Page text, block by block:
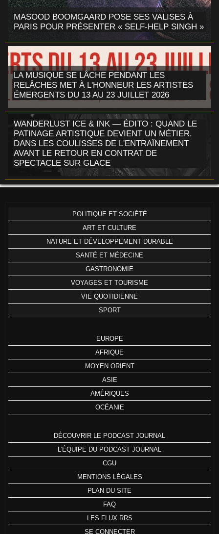
MASOOD BOOMGAARD POSE SES VALISES À
PARIS POUR PRÉSENTER « SELF-HELP SINGH »
LA MUSIQUE SE LÂCHE PENDANT LES
RELÂCHES MET À L'HONNEUR LES ARTISTES
ÉMERGENTS DU 13 AU 23 JUILLET 2026
WANDERLUST ICE & INK — ÉDITO : QUAND LE
PATINAGE ARTISTIQUE DEVIENT UN MÉTIER.
DANS LES COULISSES DE L'ENTRAÎNEMENT
AVANT LE RETOUR EN CONTRAT DE
SPECTACLE SUR GLACE
POLITIQUE ET SOCIÉTÉ
ART ET CULTURE
NATURE ET DÉVELOPPEMENT DURABLE
SANTÉ ET MÉDECINE
GASTRONOMIE
VOYAGES ET TOURISME
VIE QUOTIDIENNE
SPORT
EUROPE
AFRIQUE
MOYEN ORIENT
ASIE
AMÉRIQUES
OCÉANIE
DÉCOUVRIR LE PODCAST JOURNAL
L'ÉQUIPE DU PODCAST JOURNAL
CGU
MENTIONS LÉGALES
PLAN DU SITE
FAQ
LES FLUX RRS
SE CONNECTER